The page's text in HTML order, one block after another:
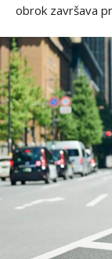
obrok završava